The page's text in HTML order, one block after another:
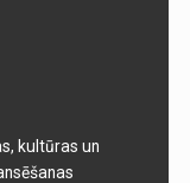
kultūras un